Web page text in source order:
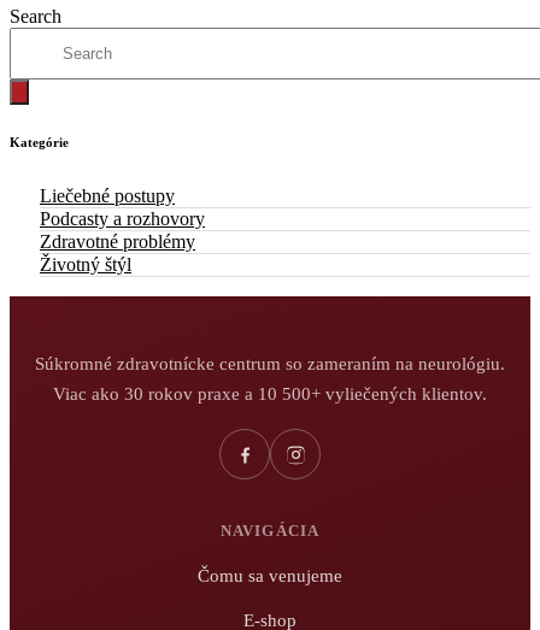
Search
Kategórie
Liečebné postupy
Podcasty a rozhovory
Zdravotné problémy
Životný štýl
Súkromné zdravotnícke centrum so zameraním na neurológiu.
Viac ako 30 rokov praxe a 10 500+ vyliečených klientov.
NAVIGÁCIA
Čomu sa venujeme
E-shop